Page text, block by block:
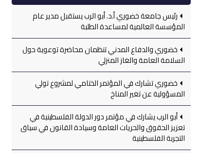
رئيس جامعة خضوري أ.د. أبو الرب يستقبل مدير عام
المؤسسة العالمية لمساعدة الطلبة
خضوري والدفاع المدني تنظمان محاضرة توعوية حول
السلامة العامة والغاز المنزلي
خضوري تشارك في المؤتمر الختامي لمشروع تولي
المسؤولية عن تغير المناخ
أبو الرب يشارك في مؤتمر دور الدولة الفلسطينية في
تعزيز الحقوق والحريات العامة وسيادة القانون في سياق
التجربة الفلسطينية